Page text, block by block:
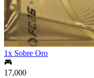
1x Sobre Oro
17,000